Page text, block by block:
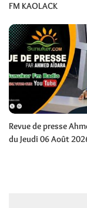
FM KAOLACK
Revue de presse
du Jeudi 06 Août